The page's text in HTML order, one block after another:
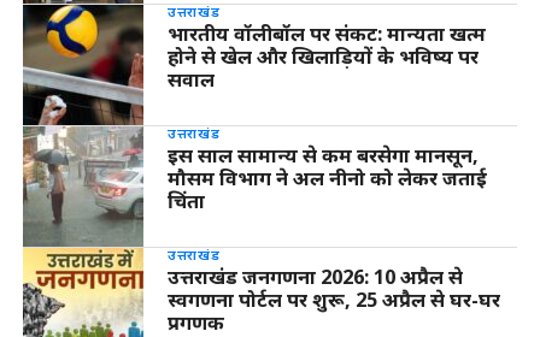
उत्तराखंड
भारतीय वॉलीबॉल पर संकट: मान्यता खत्म
होने से खेल और खिलाड़ियों के भविष्य पर
सवाल
उत्तराखंड
इस साल सामान्य से कम बरसेगा मानसून,
मौसम विभाग ने अल नीनो को लेकर जताई
चिंता
उत्तराखंड
उत्तराखंड जनगणना 2026: 10 अप्रैल से
स्वगणना पोर्टल पर शुरू, 25 अप्रैल से घर-घर
प्रगणक